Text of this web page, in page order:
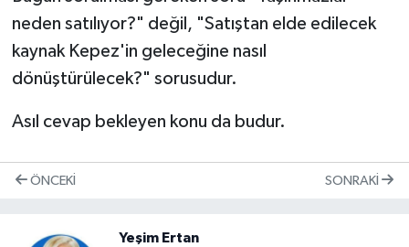
neden satılıyor?" değil, "Satıştan elde edilecek
kaynak Kepez'in geleceğine nasıl
dönüştürülecek?" sorusudur.
Asıl cevap bekleyen konu da budur.
ÖNCEKI SONRAKI
Yeşim Ertan